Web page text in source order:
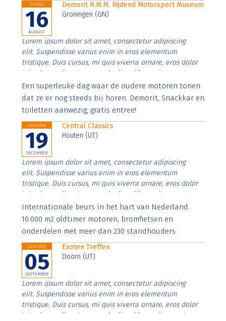
Sunday
16
AUGUST
Demorit R.M.M. Rijdend Motorsport Museum
Groningen (GN)
Lorem ipsum dolor sit amet, consectetur adipiscing
elit. Suspendisse varius enim in eros elementum
tristique. Duis cursus, mi quis viverra ornare, eros dolor
interdum nulla, ut commodo diam libero vitae erat.
Aenean faucibus nibh et justo cursus id rutrum lorem
imperdiet. Nunc ut sem vitae risus tristique posuere.
Een superleuke dag waar de oudere motoren tonen
dat ze er nog steeds bij horen. Demorit, Snackkar en
toiletten aanwezig, gratis entree!
Saturday
19
DECEMBER
Central Classics
Houten (UT)
Lorem ipsum dolor sit amet, consectetur adipiscing
elit. Suspendisse varius enim in eros elementum
tristique. Duis cursus, mi quis viverra ornare, eros dolor
interdum nulla, ut commodo diam libero vitae erat.
Aenean faucibus nibh et justo cursus id rutrum lorem
imperdiet. Nunc ut sem vitae risus tristique posuere.
Internationale beurs in het hart van Nederland.
10.000 m2 oldtimer motoren, bromfietsen en
onderdelen met meer dan 230 standhouders
Saturday
05
SEPTEMBER
Exoten Treffen
Doorn (UT)
Lorem ipsum dolor sit amet, consectetur adipiscing
elit. Suspendisse varius enim in eros elementum
tristique. Duis cursus, mi quis viverra ornare, eros dolor
interdum nulla, ut commodo diam libero vitae erat.